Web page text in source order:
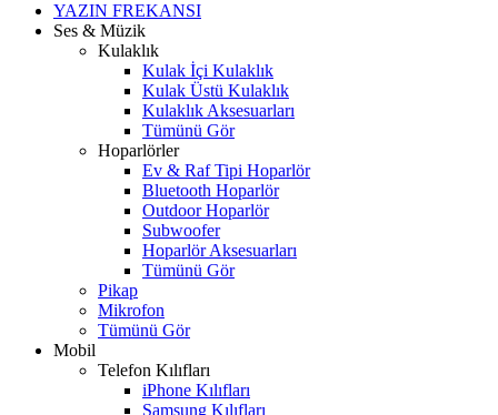
YAZIN FREKANSI
Ses & Müzik
Kulaklık
Kulak İçi Kulaklık
Kulak Üstü Kulaklık
Kulaklık Aksesuarları
Tümünü Gör
Hoparlörler
Ev & Raf Tipi Hoparlör
Bluetooth Hoparlör
Outdoor Hoparlör
Subwoofer
Hoparlör Aksesuarları
Tümünü Gör
Pikap
Mikrofon
Tümünü Gör
Mobil
Telefon Kılıfları
iPhone Kılıfları
Samsung Kılıfları